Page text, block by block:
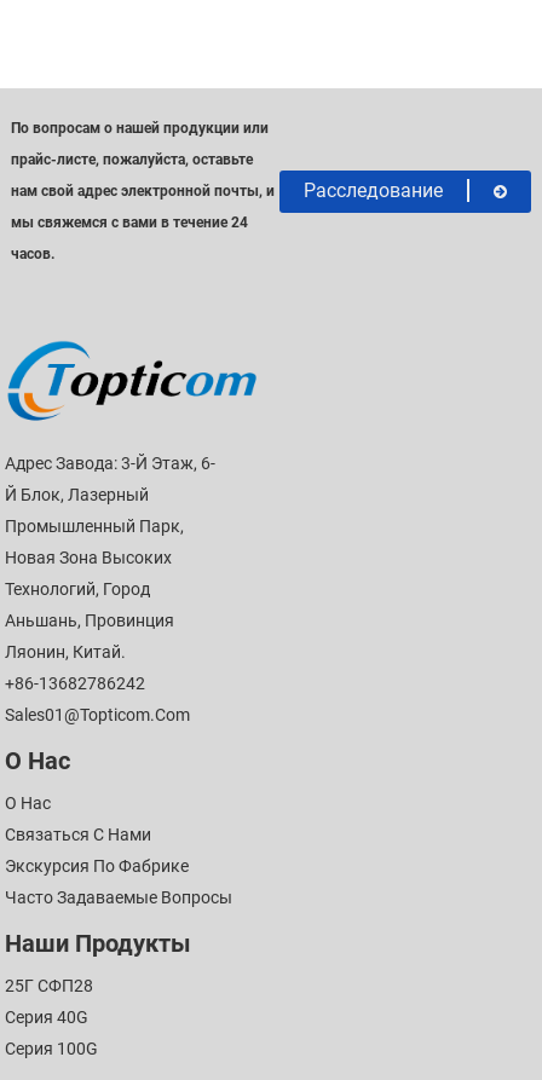
По вопросам о нашей продукции или
прайс-листе, пожалуйста, оставьте
нам свой адрес электронной почты, и
мы свяжемся с вами в течение 24
часов.
Расследование
Адрес Завода: 3-Й Этаж, 6-
Й Блок, Лазерный
Промышленный Парк,
Новая Зона Высоких
Технологий, Город
Аньшань, Провинция
Ляонин, Китай.
+86-13682786242
Sales01@topticom.com
О Нас
О Нас
Связаться С Нами
Экскурсия По Фабрике
Часто Задаваемые Вопросы
Наши Продукты
25Г СФП28
Серия 40G
Серия 100G